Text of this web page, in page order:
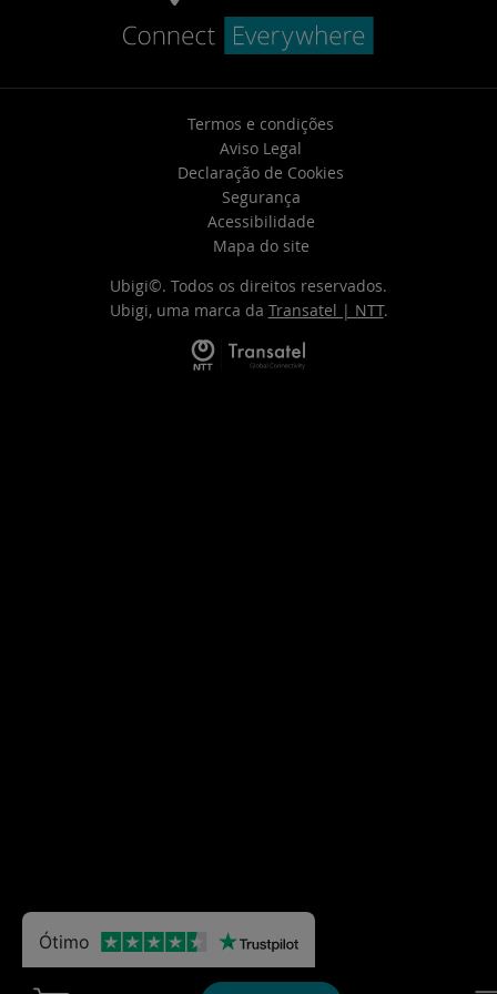
Termos e condições
Aviso Legal
Declaração de Cookies
Segurança
Acessibilidade
Mapa do site
Ubigi©. Todos os direitos reservados.
Ubigi, uma marca da Transatel | NTT.
Ótimo